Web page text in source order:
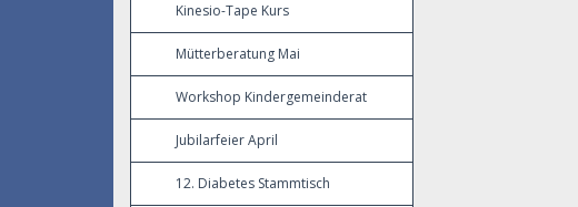
Kinesio-Tape Kurs
Mütterberatung Mai
Workshop Kindergemeinderat
Jubilarfeier April
12. Diabetes Stammtisch